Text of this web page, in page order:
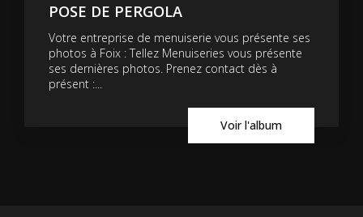
POSE DE PERGOLA
Votre entreprise de menuiserie vous présente ses
photos à Foix : Tellez Menuiseries vous présente
ses dernières photos. Prenez contact dès à
présent :...
Voir l'album